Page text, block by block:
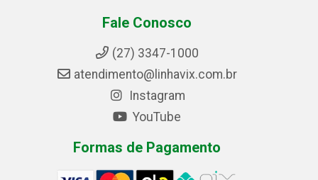
Fale Conosco
(27) 3347-1000
atendimento@linhavix.com.br
Instagram
YouTube
Formas de Pagamento